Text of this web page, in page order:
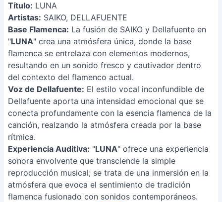
Título: LUNA
Artistas: SAIKO, DELLAFUENTE
Base Flamenca: La fusión de SAIKO y Dellafuente en
"LUNA" crea una atmósfera única, donde la base
flamenca se entrelaza con elementos modernos,
resultando en un sonido fresco y cautivador dentro
del contexto del flamenco actual.
Voz de Dellafuente: El estilo vocal inconfundible de
Dellafuente aporta una intensidad emocional que se
conecta profundamente con la esencia flamenca de la
canción, realzando la atmósfera creada por la base
rítmica.
Experiencia Auditiva: "LUNA" ofrece una experiencia
sonora envolvente que transciende la simple
reproducción musical; se trata de una inmersión en la
atmósfera que evoca el sentimiento de tradición
flamenca fusionado con sonidos contemporáneos.